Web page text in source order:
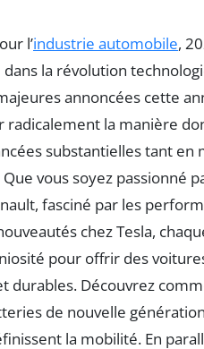
l’industrie automobile,
la révolution
annoncées cette
la manière
substantielles tant en
vous soyez passionné
fasciné par les
chez Tesla,
pour offrir des
durables. Découvrez
de nouvelle
la mobilité. En